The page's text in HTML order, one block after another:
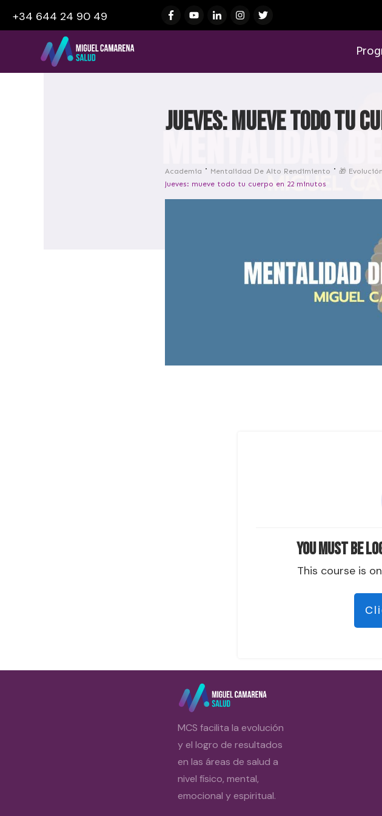
+34 644 24 90 49
Jueves: mueve todo tu
Academia Mentalidad De Alto Rendimiento 🎁
Jueves: mueve todo tu cuerpo en 22 minutos
You must be
This course is
MCS facilita la evolución
y el logro de resultados
en las áreas de salud a
nivel físico, mental,
emocional y espiritual.